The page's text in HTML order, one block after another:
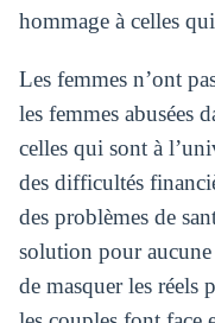
hommage à celles
Les femmes n’ont
les femmes abusées
celles qui sont à
des difficultés
des problèmes de
solution pour aucune
de masquer les réels